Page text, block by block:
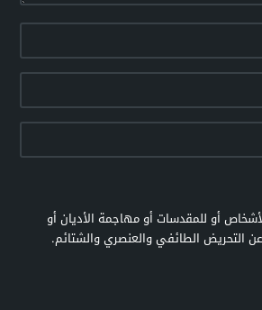
أو للمقدسات أو مهاجمة الأديان أو
عن التحريض الطائفي والعنصري والشتائم.